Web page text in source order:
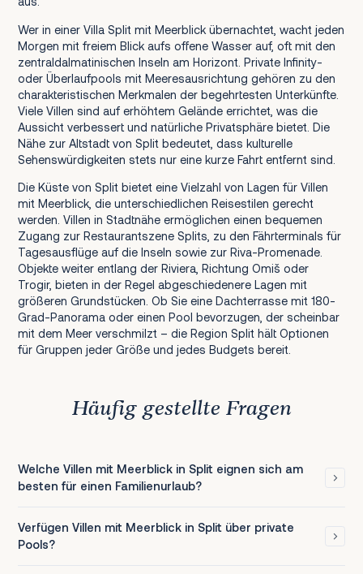
Wer in einer Villa Split mit Meerblick übernachtet, wacht jeden
Morgen mit freiem Blick aufs offene Wasser auf, oft mit den
zentraldalmatinischen Inseln am Horizont. Private Infinity-
oder Überlaufpools mit Meeresausrichtung gehören zu den
charakteristischen Merkmalen der begehrtesten Unterkünfte.
Viele Villen sind auf erhöhtem Gelände errichtet, was die
Aussicht verbessert und natürliche Privatsphäre bietet. Die
Nähe zur Altstadt von Split bedeutet, dass kulturelle
Sehenswürdigkeiten stets nur eine kurze Fahrt entfernt sind.
Die Küste von Split bietet eine Vielzahl von Lagen für Villen
mit Meerblick, die unterschiedlichen Reisestilen gerecht
werden. Villen in Stadtnähe ermöglichen einen bequemen
Zugang zur Restaurantszene Splits, zu den Fährterminals für
Tagesausflüge auf die Inseln sowie zur Riva-Promenade.
Objekte weiter entlang der Riviera, Richtung Omiš oder
Trogir, bieten in der Regel abgeschiedenere Lagen mit
größeren Grundstücken. Ob Sie eine Dachterrasse mit 180-
Grad-Panorama oder einen Pool bevorzugen, der scheinbar
mit dem Meer verschmilzt – die Region Split hält Optionen
für Gruppen jeder Größe und jedes Budgets bereit.
Häufig gestellte Fragen
Welche Villen mit Meerblick in Split eignen sich am
besten für einen Familienurlaub?
Verfügen Villen mit Meerblick in Split über private
Pools?